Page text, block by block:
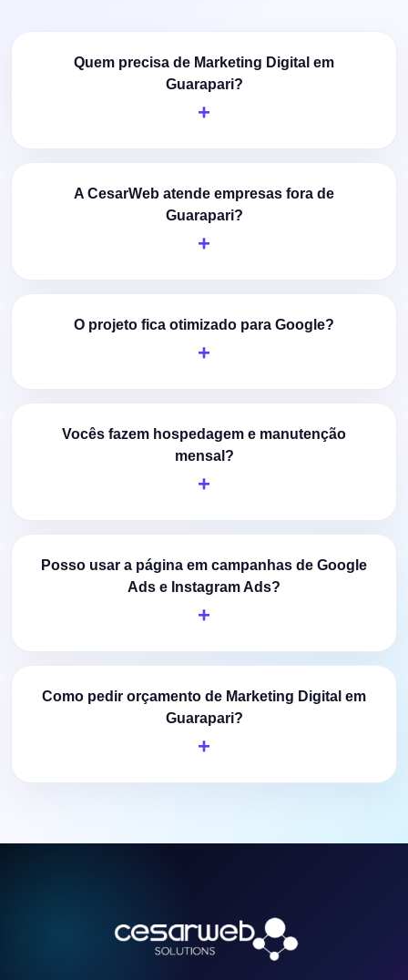
Quem precisa de Marketing Digital em
Guarapari?
A CesarWeb atende empresas fora de
Guarapari?
O projeto fica otimizado para Google?
Vocês fazem hospedagem e manutenção
mensal?
Posso usar a página em campanhas de Google
Ads e Instagram Ads?
Como pedir orçamento de Marketing Digital em
Guarapari?